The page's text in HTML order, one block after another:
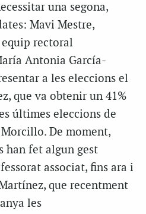
una segona,
Mavi Mestre,
rectoral
Antonia García-
a les eleccions el
que va obtenir un 41%
últimes eleccions de
De moment,
han fet algun gest
associat, fins ara i
que recentment
les